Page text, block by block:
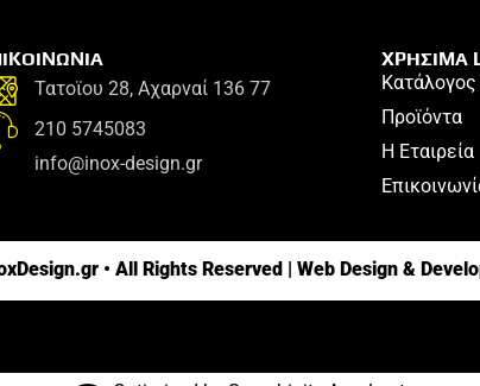
Τατοϊου 28, Αχαρναί 136 77
210 5745083
info@inox-design.gr
ΧΡΗΣΙΜΑ
Προϊόντα
Η Εταιρεία
• All Rights Reserved | Web Design &